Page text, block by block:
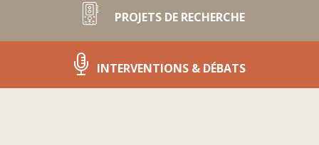
PROJETS DE RECHERCHE
INTERVENTIONS & DÉBATS